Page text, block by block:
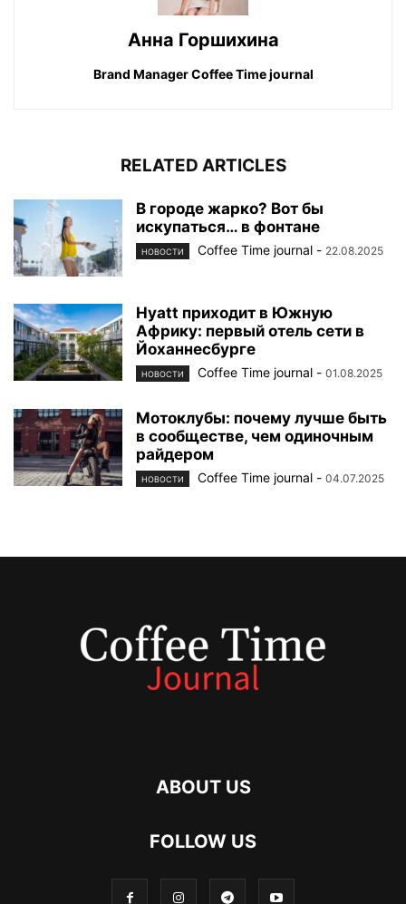
Анна Горшихина
Brand Manager Coffee Time journal
RELATED ARTICLES
В городе жарко? Вот бы
искупаться… в фонтане
НОВОСТИ Coffee Time journal - 22.08.2025
Hyatt приходит в Южную
Африку: первый отель сети в
Йоханнесбурге
НОВОСТИ Coffee Time journal - 01.08.2025
Мотоклубы: почему лучше быть
в сообществе, чем одиночным
райдером
НОВОСТИ Coffee Time journal - 04.07.2025
ABOUT US
FOLLOW US